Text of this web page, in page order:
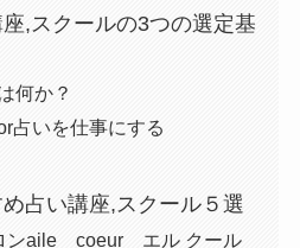
,スクールの3つの選定基
何か？
占いを仕事にする
占い講座,スクール５選
ンaile coeur エル クール